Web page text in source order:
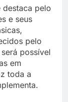
destaca pelo
e seus
pelo
possível
em
toda a